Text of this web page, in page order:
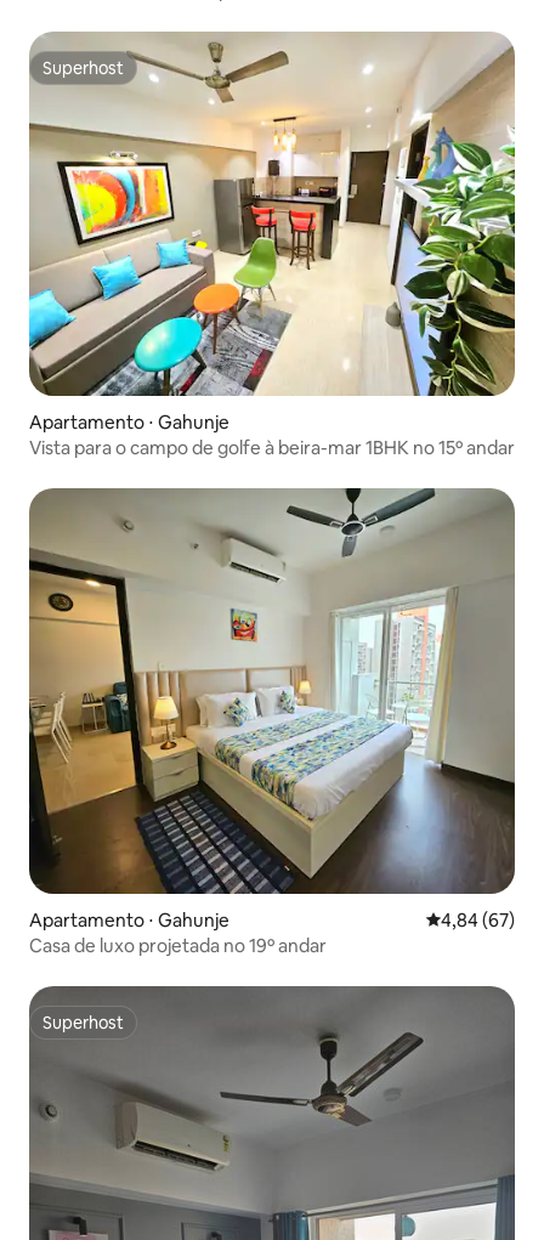
Superhost
Superhost
Apartamento ⋅ Gahunje
Vista para o campo de golfe à beira-mar 1BHK no 15º andar
Apartamento ⋅ Gahunje 4,84 de uma
4,84 (67)
Casa de luxo projetada no 19º andar
Superhost
Superhost